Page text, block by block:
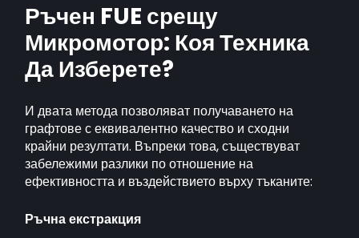
Ръчен FUE срещу
Микромотор: Коя Техника
Да Изберете?
И двата метода позволяват получаването на
графтове с еквивалентно качество и сходни
крайни резултати. Въпреки това, съществуват
забележими разлики по отношение на
ефективността и въздействието върху тъканите:
Ръчна екстракция